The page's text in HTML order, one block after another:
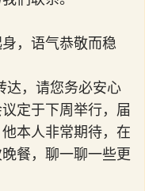
，语气恭敬而稳
达，请您务必安心
定于下周举行，届
本人非常期待，在
餐，聊一聊一些更